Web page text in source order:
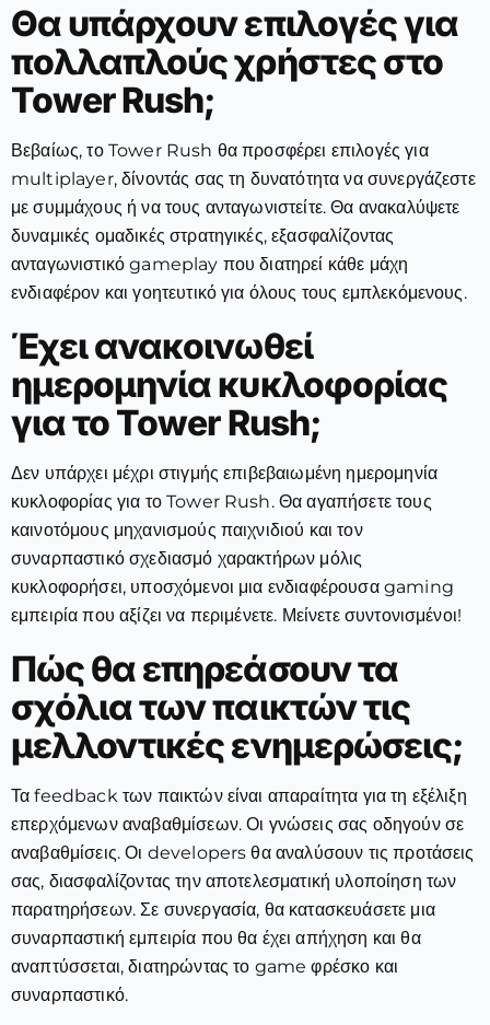
Θα υπάρχουν επιλογές για
πολλαπλούς χρήστες στο
Tower Rush;
Βεβαίως, το Tower Rush θα προσφέρει επιλογές για
multiplayer, δίνοντάς σας τη δυνατότητα να συνεργάζεστε
με συμμάχους ή να τους ανταγωνιστείτε. Θα ανακαλύψετε
δυναμικές ομαδικές στρατηγικές, εξασφαλίζοντας
ανταγωνιστικό gameplay που διατηρεί κάθε μάχη
ενδιαφέρον και γοητευτικό για όλους τους εμπλεκόμενους.
Έχει ανακοινωθεί
ημερομηνία κυκλοφορίας
για το Tower Rush;
Δεν υπάρχει μέχρι στιγμής επιβεβαιωμένη ημερομηνία
κυκλοφορίας για το Tower Rush. Θα αγαπήσετε τους
καινοτόμους μηχανισμούς παιχνιδιού και τον
συναρπαστικό σχεδιασμό χαρακτήρων μόλις
κυκλοφορήσει, υποσχόμενοι μια ενδιαφέρουσα gaming
εμπειρία που αξίζει να περιμένετε. Μείνετε συντονισμένοι!
Πώς θα επηρεάσουν τα
σχόλια των παικτών τις
μελλοντικές ενημερώσεις;
Τα feedback των παικτών είναι απαραίτητα για τη εξέλιξη
επερχόμενων αναβαθμίσεων. Οι γνώσεις σας οδηγούν σε
αναβαθμίσεις. Οι developers θα αναλύσουν τις προτάσεις
σας, διασφαλίζοντας την αποτελεσματική υλοποίηση των
παρατηρήσεων. Σε συνεργασία, θα κατασκευάσετε μια
συναρπαστική εμπειρία που θα έχει απήχηση και θα
αναπτύσσεται, διατηρώντας το game φρέσκο και
συναρπαστικό.